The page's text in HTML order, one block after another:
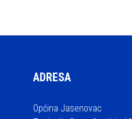
ADRESA
Općina Jasenovac